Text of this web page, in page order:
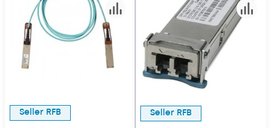
Seller RFB Seller RFB